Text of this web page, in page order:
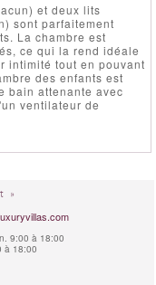
et deux lits
sont parfaitement
La chambre est
ce qui la rend idéale
intimité tout en pouvant
des enfants est
bain attenante avec
ventilateur de
»
9:00 à 18:00
à 18:00